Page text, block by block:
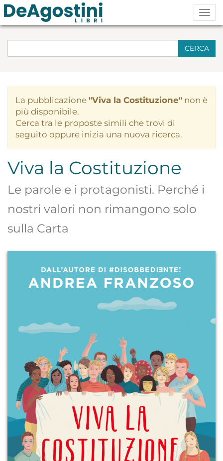
CERCA
La pubblicazione "Viva la Costituzione" non è
più disponibile.
Cerca tra le proposte simili che trovi di
seguito oppure inizia una nuova ricerca.
Viva la Costituzione
Le parole e i protagonisti. Perché i
nostri valori non rimangono solo
sulla Carta